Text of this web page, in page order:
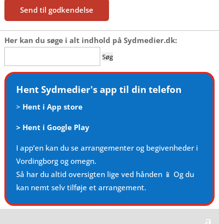
Send til godkendelse
Her kan du søge i alt indhold på Sydmedier.dk:
efter:
Hent Sydmedier's app til din telefon
> Hent i App store
> Hent i Google Play
I app’en kan du se arrangementer og begivenheder i
Vordingborg og omegn.
Så har du altid oversigten lige ved hånden 📱 Og du
kan nemt selv tilføje et arrangement.